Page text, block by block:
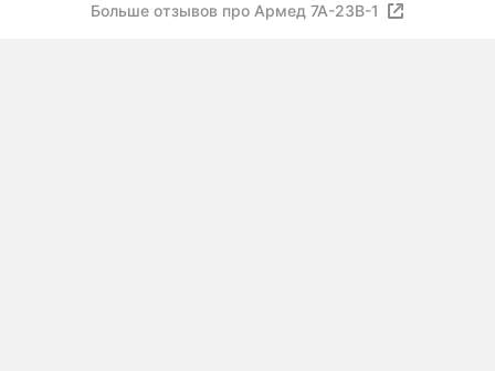
Больше отзывов про Армед 7A-23B-1